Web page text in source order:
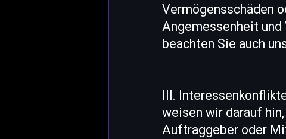
Vermögensschäden
Angemessenheit
beachten Sie auch
III.
weisen wir darauf
Auftraggeber oder